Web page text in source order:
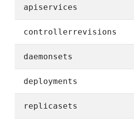
apiservices
controllerrevisions
daemonsets
deployments
replicasets